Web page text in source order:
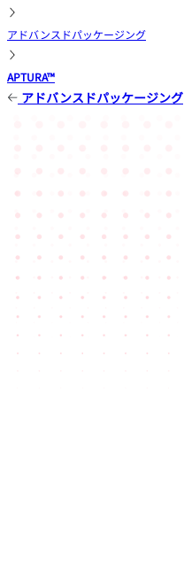
アドバンスドパッケージング
APTURA™
アドバンスドパッケージング